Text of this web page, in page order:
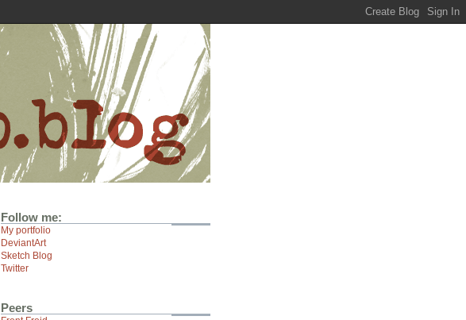
Follow me:
My portfolio
DeviantArt
Sketch Blog
Twitter
Peers